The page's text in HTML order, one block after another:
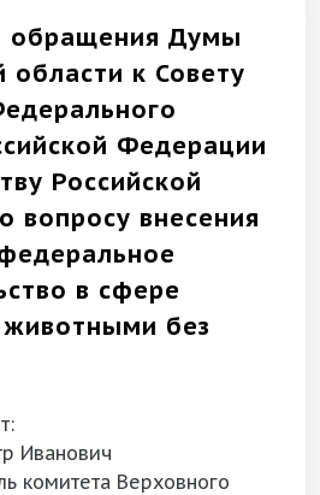
обращения Думы
области к Совету
Федерации
Российской
вопросу внесения
в сфере
без
Иванович
комитета Верховного